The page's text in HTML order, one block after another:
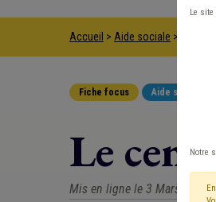
Accueil > Aide sociale >
Fiche focus Aide sociale
Le
Mis en ligne le 3 Mars 2008
Le
Notre